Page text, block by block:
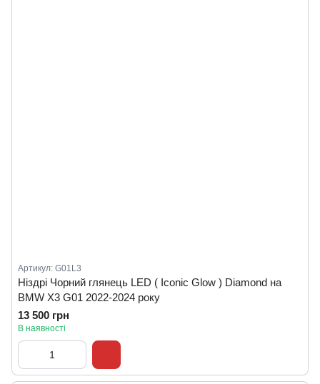
Артикул: G01L3
Ніздрі Чорний глянець LED ( Iconic Glow ) Diamond на
BMW X3 G01 2022-2024 року
13 500 грн
В наявності